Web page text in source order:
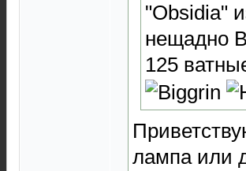
"Obsidia"
нещадно
125
лампа или